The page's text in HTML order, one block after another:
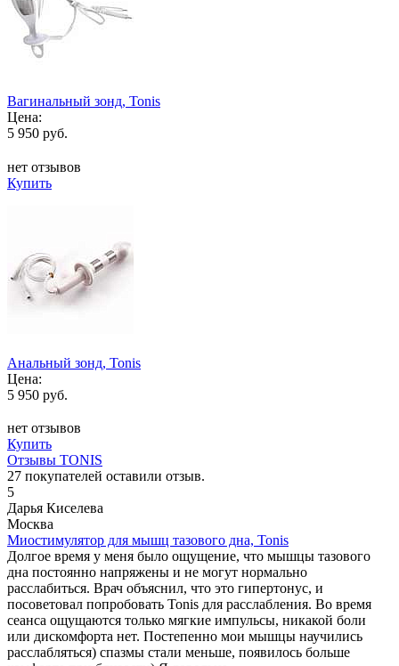
Вагинальный зонд, Tonis
Цена:
5 950 руб.
нет отзывов
Купить
Анальный зонд, Tonis
Цена:
5 950 руб.
нет отзывов
Купить
Отзывы TONIS
27 покупателей оставили отзыв.
5
Дарья Киселева
Москва
Миостимулятор для мышц тазового дна, Tonis
Долгое время у меня было ощущение, что мышцы тазового
дна постоянно напряжены и не могут нормально
расслабиться. Врач объяснил, что это гипертонус, и
посоветовал попробовать Tonis для расслабления. Во время
сеанса ощущаются только мягкие импульсы, никакой боли
или дискомфорта нет. Постепенно мои мышцы научились
расслабляться) спазмы стали меньше, появилось больше